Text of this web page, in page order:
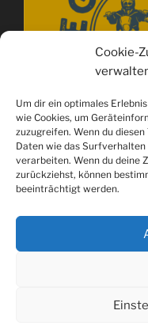
Cookie-
Um dir ein optimales
wie Cookies, um
zuzugreifen. Wenn du
Daten wie das
verarbeiten. Wenn du deine
zurückziehst, können
beeinträchtigt werden.